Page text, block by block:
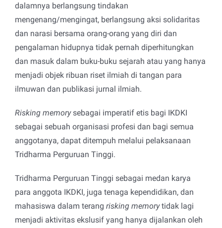
dalamnya berlangsung tindakan
mengenang/mengingat, berlangsung aksi solidaritas
dan narasi bersama orang-orang yang diri dan
pengalaman hidupnya tidak pernah diperhitungkan
dan masuk dalam buku-buku sejarah atau yang hanya
menjadi objek ribuan riset ilmiah di tangan para
ilmuwan dan publikasi jurnal ilmiah.
Risking memorysebagai imperatif etis bagi IKDKI
sebagai sebuah organisasi profesi dan bagi semua
anggotanya, dapat ditempuh melalui pelaksanaan
Tridharma Perguruan Tinggi.
Tridharma Perguruan Tinggi sebagai medan karya
para anggota IKDKI, juga tenaga kependidikan, dan
mahasiswa dalam terang risking memorytidak lagi
menjadi aktivitas ekslusif yang hanya dijalankan oleh